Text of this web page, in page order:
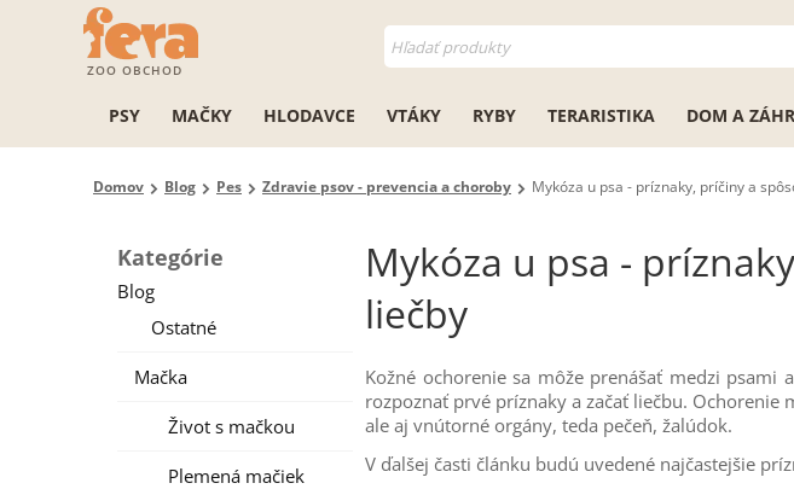
ZOO OBCHOD
PSY MAČKY HLODAVCE VTÁKY RYBY TERARISTIKA DOM A
Domov Blog Pes Zdravie psov - prevencia a choroby Mykóza u psa - príznaky, príčiny a
Kategórie
Blog
Ostatné
Mačka
Život s mačkou
Plemená mačiek
Mykóza u psa -
liečby
Kožné ochorenie sa môže prenášať medzi
rozpoznať prvé príznaky a začať liečbu.
ale aj vnútorné orgány, teda pečeň, žalúdok.
V ďalšej časti článku budú uvedené najčastejšie